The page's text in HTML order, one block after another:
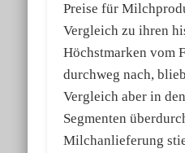
Preise für
Vergleich zu ihren
Höchstmarken vom
durchweg nach,
Vergleich aber in
Segmenten
Milchanlieferung